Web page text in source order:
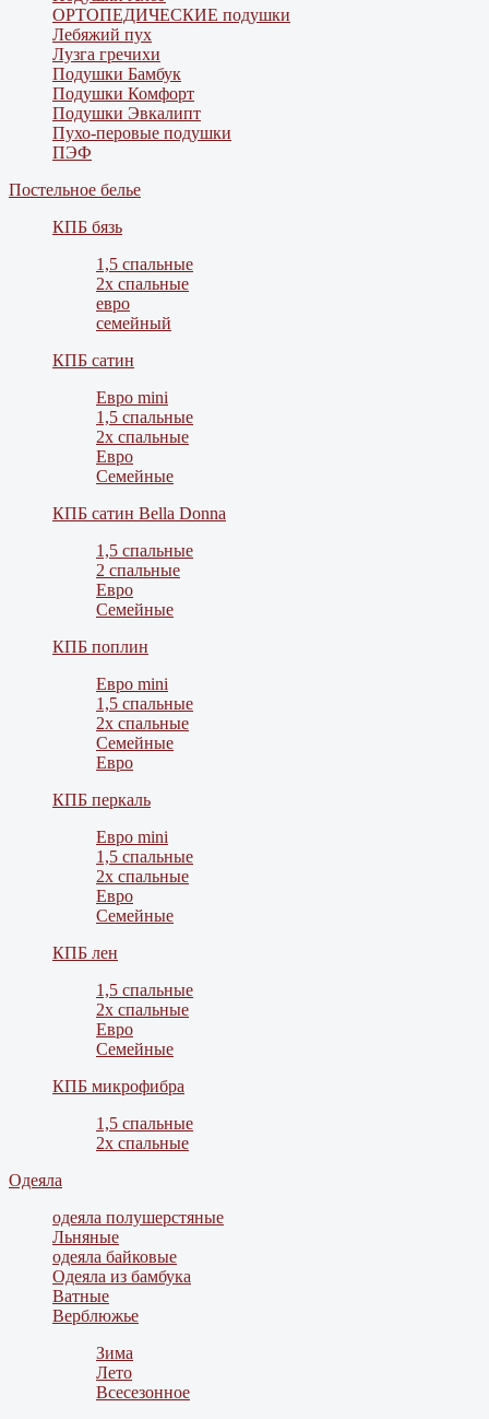
ОРТОПЕДИЧЕСКИЕ подушки
Лебяжий пух
Лузга гречихи
Подушки Бамбук
Подушки Комфорт
Подушки Эвкалипт
Пухо-перовые подушки
ПЭФ
Постельное белье
КПБ бязь
1,5 спальные
2х спальные
евро
семейный
КПБ сатин
Евро mini
1,5 спальные
2х спальные
Евро
Семейные
КПБ сатин Bella Donna
1,5 спальные
2 спальные
Евро
Семейные
КПБ поплин
Евро mini
1,5 спальные
2х спальные
Семейные
Евро
КПБ перкаль
Евро mini
1,5 спальные
2х спальные
Евро
Семейные
КПБ лен
1,5 спальные
2х спальные
Евро
Семейные
КПБ микрофибра
1,5 спальные
2х спальные
Одеяла
одеяла полушерстяные
Льняные
одеяла байковые
Одеяла из бамбука
Ватные
Верблюжье
Зима
Лето
Всесезонное